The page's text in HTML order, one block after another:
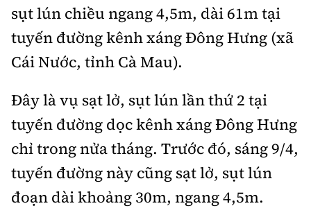
sụt lún chiều ngang 4,5m, dài 61m tại
tuyến đường kênh xáng Đông Hưng (xã
Cái Nước, tỉnh Cà Mau).
Đây là vụ sạt lở, sụt lún lần thứ 2 tại
tuyến đường dọc kênh xáng Đông Hưng
chỉ trong nửa tháng. Trước đó, sáng 9/4,
tuyến đường này cũng sạt lở, sụt lún
đoạn dài khoảng 30m, ngang 4,5m.